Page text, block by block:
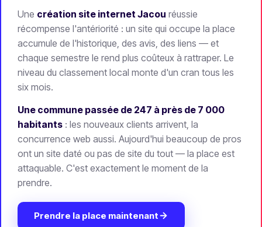
Une création site internet Jacou réussie
récompense l'antériorité : un site qui occupe la place
accumule de l'historique, des avis, des liens — et
chaque semestre le rend plus coûteux à rattraper. Le
niveau du classement local monte d'un cran tous les
six mois.
Une commune passée de 247 à près de 7 000
habitants : les nouveaux clients arrivent, la
concurrence web aussi. Aujourd'hui beaucoup de pros
ont un site daté ou pas de site du tout — la place est
attaquable. C'est exactement le moment de la
prendre.
Prendre la place maintenant